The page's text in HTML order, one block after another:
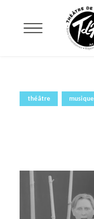
contenu
théâtre musique